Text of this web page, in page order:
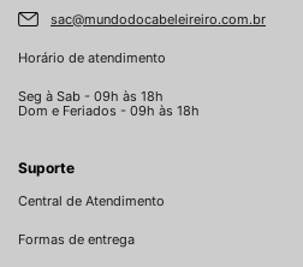
sac@mundodocabeleireiro.com.br
Horário de atendimento
Seg à Sab - 09h às 18h
Dom e Feriados - 09h às 18h
Suporte
Central de Atendimento
Formas de entrega